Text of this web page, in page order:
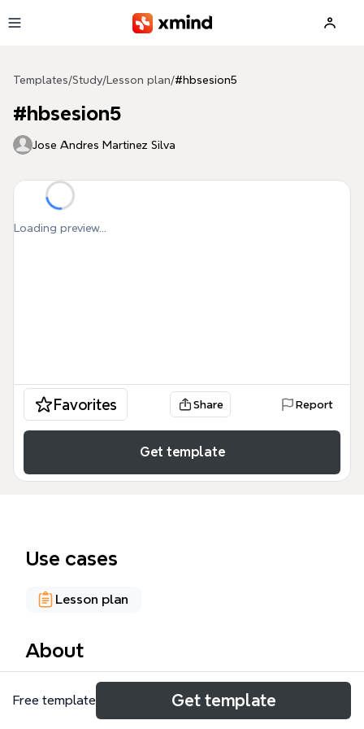
Templates/Study/ Lesson plan/#hbsesion5
#hbsesion5
Jose Andres Martinez Silva
Loading preview...
Favorites Share Report
Get template
Use cases
Lesson plan
About
La plantilla de mapa mental #hbsesion5 está
diseñada para la quinta sesión del curso de
Free template Get template